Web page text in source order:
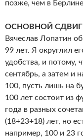
позже, чем в
ОСНОВНОЙ СДВИГ
Вячеслав Лопатин
99 лет. Я округлил
удобства, и потому,
сентябрь, а затем и
100, пусть лишь на
100 лет состоит из
года в разных
(18+23+18) лет, но
например, 100 и 23